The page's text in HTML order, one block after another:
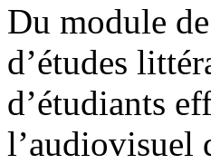
Du module
d’études
d’étudiants